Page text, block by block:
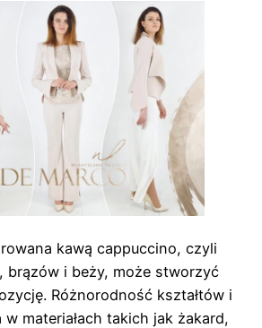
kawą cappuccino, czyli
brązów i beży, może stworzyć
Różnorodność kształtów i
w materiałach takich jak żakard,